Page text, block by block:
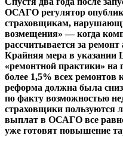
ОСАГО регулятор
страховщикам,
возмещения» — когда
рассчитывается за
Крайняя мера в указании
«ремонтной практики» на
более 1,5% всех
реформа должна была
по факту возможностью
страховщики пользуются
выплат в ОСАГО все
уже готовят повышение